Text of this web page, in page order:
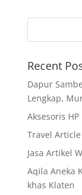
Recent
Dapur
Lengkap,
Aksesoris
Travel
Jasa Artikel
Aqila Aneka
khas Klaten